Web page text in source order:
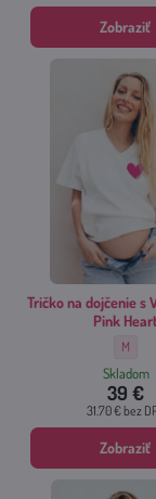
Zobraziť
Tričko na dojčenie s
Pink
Tričko
M
Skladom
39 €
31.70 €bez
Zobraziť